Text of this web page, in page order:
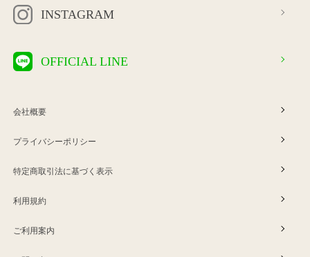
INSTAGRAM
OFFICIAL LINE
会社概要
プライバシーポリシー
特定商取引法に基づく表示
利用規約
ご利用案内